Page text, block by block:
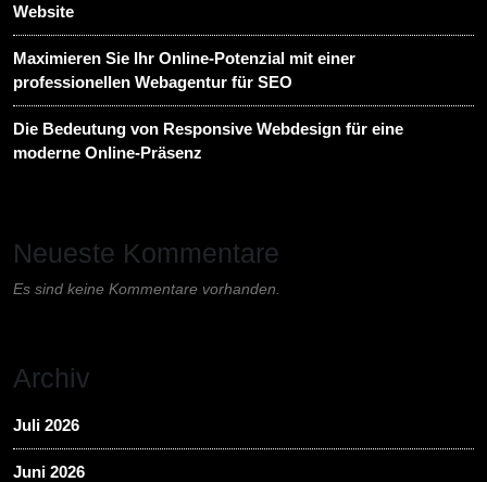
Website
Maximieren Sie Ihr Online-Potenzial mit einer
professionellen Webagentur für SEO
Die Bedeutung von Responsive Webdesign für eine
moderne Online-Präsenz
Neueste Kommentare
Es sind keine Kommentare vorhanden.
Archiv
Juli 2026
Juni 2026